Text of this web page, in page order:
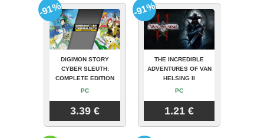
DIGIMON STORY
CYBER SLEUTH:
COMPLETE EDITION
PC
3.39 €
-91%
THE INCREDIBLE
ADVENTURES OF VAN
HELSING II
PC
1.21 €
-91%